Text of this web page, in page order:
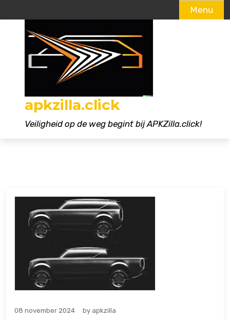
Menu
apkzilla.click
Veiligheid op de weg begint bij APKZilla.click!
08 november 2024 by apkzilla